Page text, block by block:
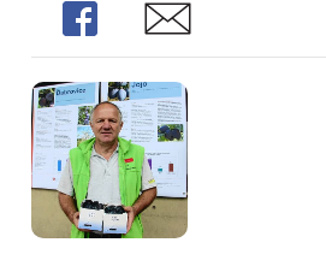
Share
Share